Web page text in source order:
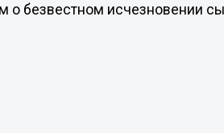
безвестном исчезновении